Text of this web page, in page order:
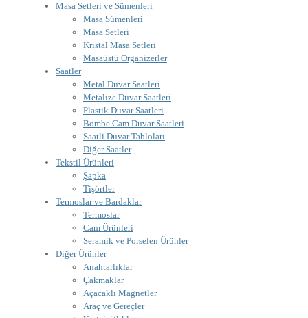
Masa Setleri ve Sümenleri
Masa Sümenleri
Masa Setleri
Kristal Masa Setleri
Masaüstü Organizerler
Saatler
Metal Duvar Saatleri
Metalize Duvar Saatleri
Plastik Duvar Saatleri
Bombe Cam Duvar Saatleri
Saatli Duvar Tabloları
Diğer Saatler
Tekstil Ürünleri
Şapka
Tişörtler
Termoslar ve Bardaklar
Termoslar
Cam Ürünleri
Seramik ve Porselen Ürünler
Diğer Ürünler
Anahtarlıklar
Çakmaklar
Açacaklı Magnetler
Araç ve Gereçler